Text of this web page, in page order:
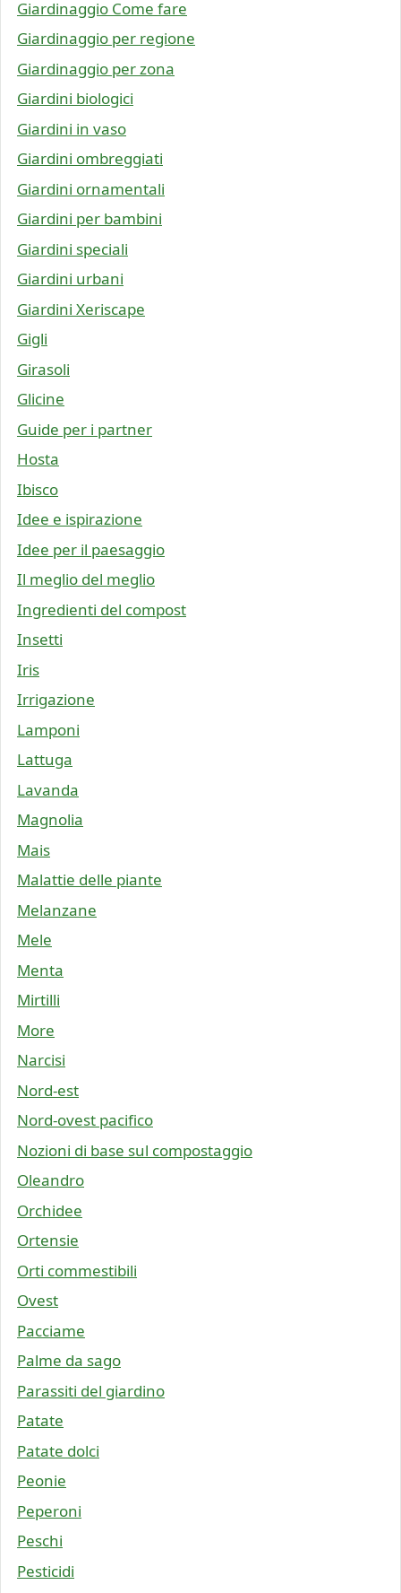
Giardinaggio Come fare
Giardinaggio per regione
Giardinaggio per zona
Giardini biologici
Giardini in vaso
Giardini ombreggiati
Giardini ornamentali
Giardini per bambini
Giardini speciali
Giardini urbani
Giardini Xeriscape
Gigli
Girasoli
Glicine
Guide per i partner
Hosta
Ibisco
Idee e ispirazione
Idee per il paesaggio
Il meglio del meglio
Ingredienti del compost
Insetti
Iris
Irrigazione
Lamponi
Lattuga
Lavanda
Magnolia
Mais
Malattie delle piante
Melanzane
Mele
Menta
Mirtilli
More
Narcisi
Nord-est
Nord-ovest pacifico
Nozioni di base sul compostaggio
Oleandro
Orchidee
Ortensie
Orti commestibili
Ovest
Pacciame
Palme da sago
Parassiti del giardino
Patate
Patate dolci
Peonie
Peperoni
Peschi
Pesticidi